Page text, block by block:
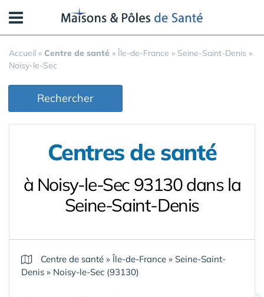
Accueil » Centre de santé » Île-de-France » Seine-Saint-Denis »
Noisy-le-Sec
Rechercher
Centres de santé
à Noisy-le-Sec 93130 dans la
Seine-Saint-Denis
Centre de santé »Île-de-France » Seine-Saint-
Denis » Noisy-le-Sec (93130)
Panneau de gestion des cookies